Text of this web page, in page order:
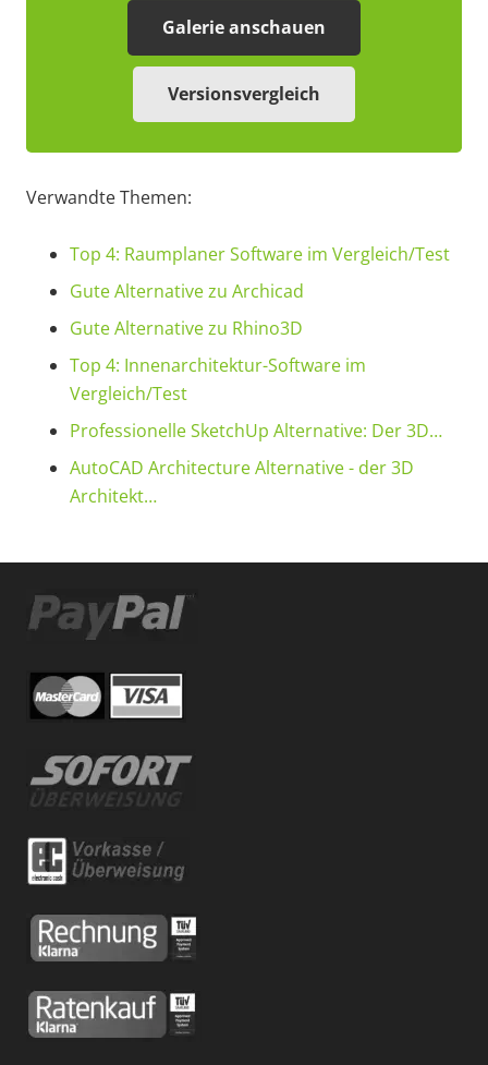
Galerie anschauen
Versionsvergleich
Verwandte Themen:
Top 4: Raumplaner Software im Vergleich/Test
Gute Alternative zu Archicad
Gute Alternative zu Rhino3D
Top 4: Innenarchitektur-Software im
Vergleich/Test
Professionelle SketchUp Alternative: Der 3D…
AutoCAD Architecture Alternative - der 3D
Architekt…